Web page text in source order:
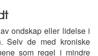
ondskap eller lidelse i
Selv de med kroniske
som regel i mindre